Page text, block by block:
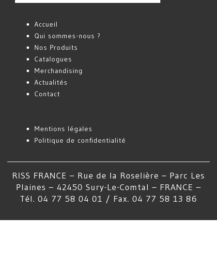
Accueil
Qui sommes-nous ?
Nos Produits
Catalogues
Merchandising
Actualités
Contact
Mentions légales
Politique de confidentialité
RISS FRANCE – Rue de la Roselière – Parc Les
Plaines – 42450 Sury-Le-Comtal – FRANCE –
Tél. 04 77 58 04 01 / Fax. 04 77 58 13 86